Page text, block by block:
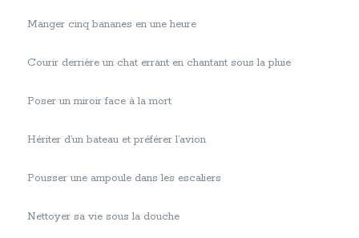
Manger cinq bananes en une heure
Courir derrière un chat errant en chantant sous la pluie
Poser un miroir face à la mort
Hériter d’un bateau et préférer l’avion
Pousser une ampoule dans les escaliers
Nettoyer sa vie sous la douche